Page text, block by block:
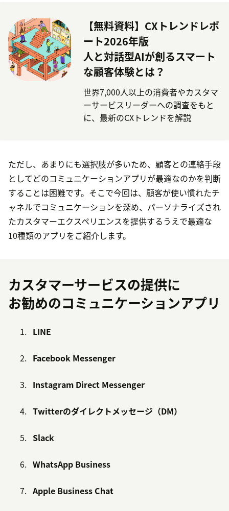
【無料資料】CXトレンドレポ
ート2026年版
人と対話型AIが創るスマート
な顧客体験とは？
世界7,000人以上の消費者やカスタマ
ーサービスリーダーへの調査をもと
に、最新のCXトレンドを解説
ただし、あまりにも選択肢が多いため、顧客との連絡手段
としてどのコミュニケーションアプリが最適なのかを判断
することは困難です。そこで今回は、顧客が使い慣れたチ
ャネルでコミュニケーションを深め、パーソナライズされ
たカスタマーエクスペリエンスを提供するうえで最適な
10種類のアプリをご紹介します。
カスタマーサービスの提供に
お勧めのコミュニケーションアプリ
LINE
Facebook Messenger
Instagram Direct Messenger
Twitterのダイレクトメッセージ（DM）
Slack
WhatsApp Business
Apple Business Chat